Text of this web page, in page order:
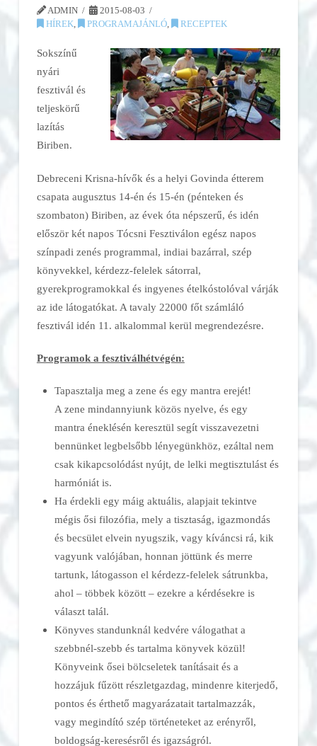
ADMIN
2015-08-03
HÍREK, PROGRAMAJÁNLÓ, RECEPTEK
Sokszínű
nyári
fesztivál és
teljeskörű
lazítás
Biriben.
Debreceni Krisna-hívők és a helyi Govinda étterem
csapata augusztus 14-én és 15-én (pénteken és
szombaton) Biriben, az évek óta népszerű, és idén
először két napos Tócsni Fesztiválon egész napos
színpadi zenés programmal, indiai bazárral, szép
könyvekkel, kérdezz-felelek sátorral,
gyerekprogramokkal és ingyenes ételkóstolóval várják
az ide látogatókat. A tavaly 22000 főt számláló
fesztivál idén 11. alkalommal kerül megrendezésre.
Programok a fesztiválhétvégén:
Tapasztalja meg a zene és egy mantra erejét!
A zene mindannyiunk közös nyelve, és egy
mantra éneklésén keresztül segít visszavezetni
bennünket legbelsőbb lényegünkhöz, ezáltal nem
csak kikapcsolódást nyújt, de lelki megtisztulást és
harmóniát is.
Ha érdekli egy máig aktuális, alapjait tekintve
mégis ősi filozófia, mely a tisztaság, igazmondás
és becsület elvein nyugszik, vagy kíváncsi rá, kik
vagyunk valójában, honnan jöttünk és merre
tartunk, látogasson el kérdezz-felelek sátrunkba,
ahol – többek között – ezekre a kérdésekre is
választ talál.
Könyves standunknál kedvére válogathat a
szebbnél-szebb és tartalma könyvek közül!
Könyveink ősei bölcseletek tanításait és a
hozzájuk fűzött részletgazdag, mindenre kiterjedő,
pontos és érthető magyarázatait tartalmazzák,
vagy megindító szép történeteket az erényről,
boldogság-keresésről és igazságról.